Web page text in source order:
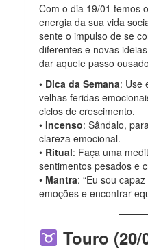
Com o dia 19/01 temos
energia da sua vida
sente o impulso de se
diferentes e novas
dar aquele passo
• Dica da Semana: Use
velhas feridas
ciclos de crescimento.
•Incenso: Sândalo,
clareza emocional.
• Ritual: Faça uma
sentimentos pesados e
• Mantra: “Eu sou
emoções e encontrar
Touro (20/